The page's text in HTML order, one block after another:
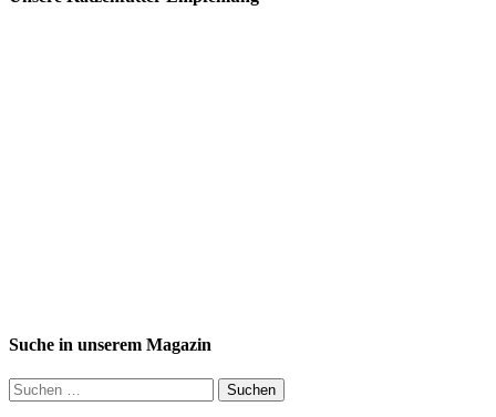
Suche in unserem Magazin
Suchen
nach: